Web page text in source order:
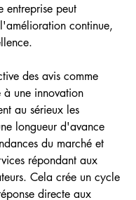
entreprise peut
continue,
des avis comme
une innovation
au sérieux les
longueur d'avance
du marché et
répondant aux
Cela crée un cycle
directe aux